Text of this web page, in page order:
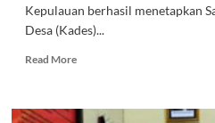
Kepulauan berhasil menetapkan
Desa (Kades)...
Read MoreRead
Korupsi